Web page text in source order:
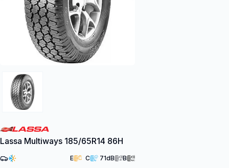
Lassa Multiways 185/65R14 86H
E C 71dB B